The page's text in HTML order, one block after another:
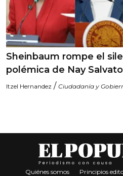
Sheinbaum rompe el
polémica de Nay
Itzel Hernandez / Ciudadanía y
Quiénes somos Principios